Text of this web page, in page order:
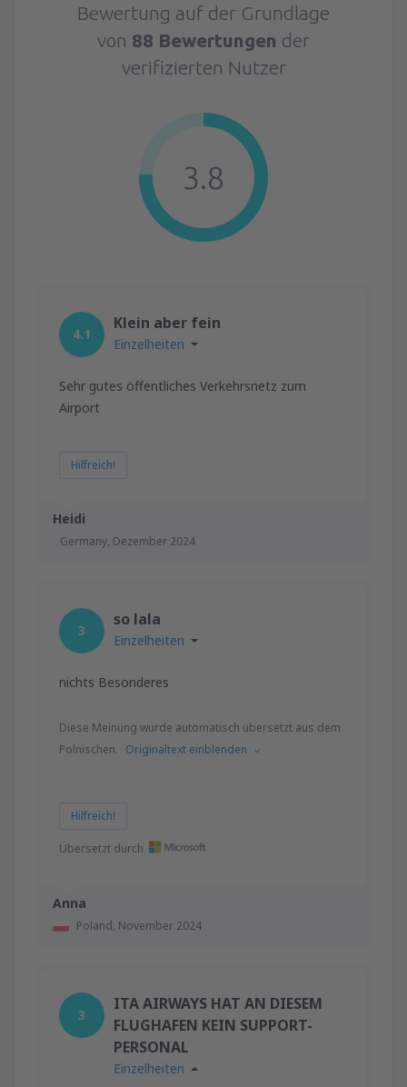
Bewertung auf der Grundlage
von 88 Bewertungen der
verifizierten Nutzer
3.8
Heidi
Germany, Dezember 2024
4.1
Klein aber fein
Einzelheiten
Sehr gutes öffentliches Verkehrsnetz zum
Airport
Hilfreich!
Anna
Poland, November 2024
3
so lala
Einzelheiten
nichts Besonderes
Diese Meinung wurde automatisch übersetzt aus dem
Polnischen. Originaltext einblenden
Hilfreich!
Übersetzt durch
3
ITA AIRWAYS HAT AN DIESEM
FLUGHAFEN KEIN SUPPORT-
PERSONAL
Einzelheiten